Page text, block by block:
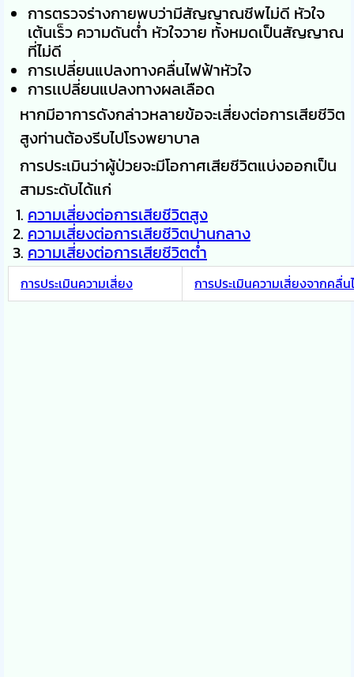
การตรวจร่างกายพบว่ามีสัญญาณชีพไม่ดี หัวใจ
เต้นเร็ว ความดันต่ำ หัวใจวาย ทั้งหมดเป็นสัญญาณ
ที่ไม่ดี
การเปลี่ยนแปลงทางคลื่นไฟฟ้าหัวใจ
การเเปลี่ยนแปลงทางผลเลือด
หากมีอาการดังกล่าวหลายข้อจะเสี่ยงต่อการเสียชีวิต
สูงท่านต้องรีบไปโรงพยาบาล
การประเมินว่าผู้ป่วยจะมีโอกาศเสียชีวิตแบ่งออกเป็น
สามระดับได้แก่
ความเสี่ยงต่อการเสียชีวิตสูง
ความเสี่ยงต่อการเสียชีวิตปานกลาง
ความเสี่ยงต่อการเสียชีวิตต่ำ
การประเมินความเสี่ยง การประเมินความเสี่ยงจากคลื่